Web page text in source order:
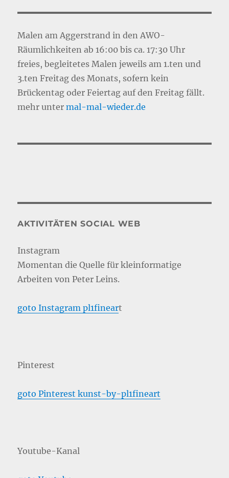
Malen am Aggerstrand in den AWO-
Räumlichkeiten ab 16:00 bis ca. 17:30 Uhr
freies, begleitetes Malen jeweils am 1.ten und
3.ten Freitag des Monats, sofern kein
Brückentag oder Feiertag auf den Freitag fällt.
mehr untermal-mal-wieder.de
AKTIVITÄTEN SOCIAL WEB
Instagram
Momentan die Quelle für kleinformatige
Arbeiten von Peter Leins.
goto Instagram pl1fineart
Pinterest
goto Pinterest kunst-by-pl1fineart
Youtube-Kanal